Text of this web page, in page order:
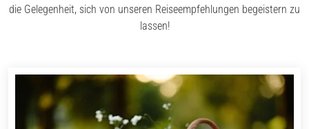
die Gelegenheit, sich von unseren Reiseempfehlungen begeistern zu
lassen!